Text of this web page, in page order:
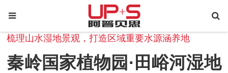
梳理山水湿地景观，打造区域重要水源涵养地
秦岭国家植物园·田峪河湿地